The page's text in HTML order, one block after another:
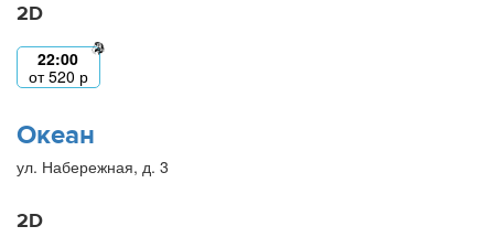
2D
22:00
от520 р
Океан
ул. Набережная, д. 3
2D